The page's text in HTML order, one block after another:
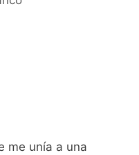
me unía a una